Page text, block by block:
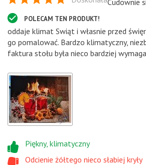
POLECAM TEN PRODUKT!
oddaje klimat Swiąt i własnie przed
go pomalować. Bardzo klimatyczny,
faktura stołu była nieco bardziej
Odcienie żółtego nieco słabiej kryły
Piękny, klimatyczny